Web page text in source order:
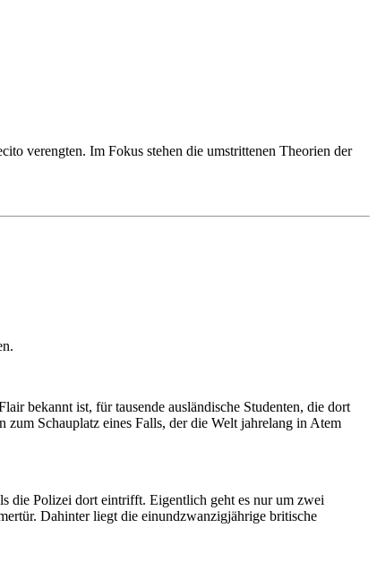
verengten. Im Fokus stehen die umstrittenen Theorien der
bekannt ist, für tausende ausländische Studenten, die dort
Schauplatz eines Falls, der die Welt jahrelang in Atem
die Polizei dort eintrifft. Eigentlich geht es nur um zwei
Dahinter liegt die einundzwanzigjährige britische